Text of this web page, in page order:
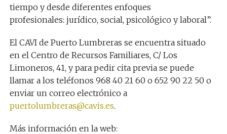
tiempo y desde diferentes enfoques
profesionales: jurídico, social, psicológico y laboral”.
El CAVI de Puerto Lumbreras se encuentra situado
en el Centro de Recursos Familiares, C/ Los
Limoneros, 41, y para pedir cita previa se puede
llamar a los teléfonos 968 40 21 60 o 652 90 22 50 o
enviar un correo electrónico a
puertolumbreras@cavis.es.
Más información en la web: